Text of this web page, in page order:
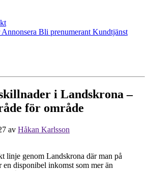
Annonsera Bli prenumerant Kundtjänst
i Landskrona –
för område
av Håkan Karlsson
linje genom Landskrona där man på
en disponibel inkomst som mer än